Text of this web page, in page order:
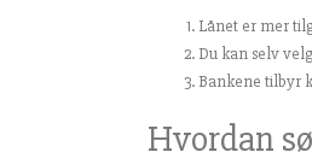
Lånet er mer
Du kan selv
Bankene tilbyr
Hvordan